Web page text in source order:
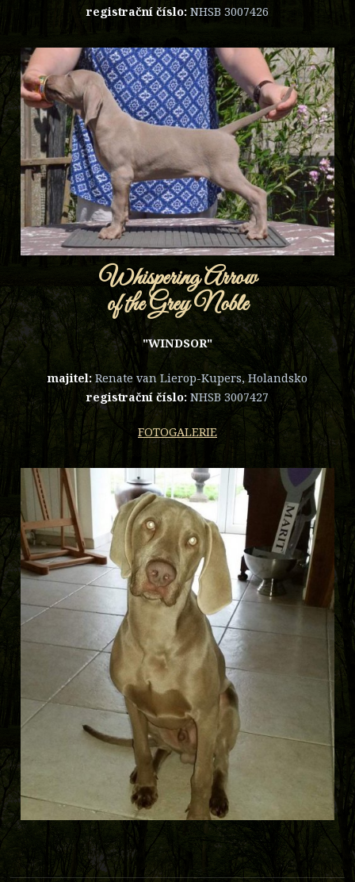
registrační číslo: NHSB 3007426
Whispering Arrow
of the Grey Noble
"WINDSOR"
majitel:Renate van Lierop-Kupers, Holandsko
registrační číslo: NHSB 3007427
FOTOGALERIE